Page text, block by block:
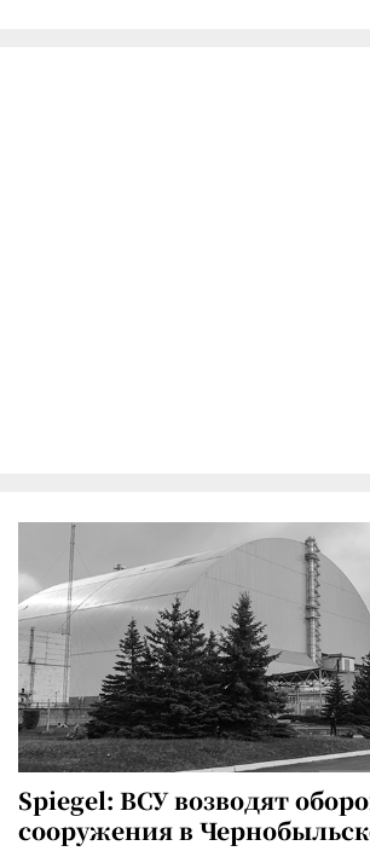
Spiegel: ВСУ возводят
сооружения в